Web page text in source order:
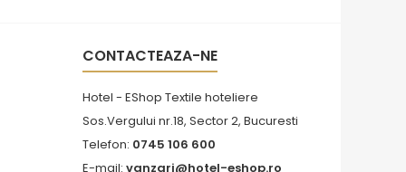
CONTACTEAZA-NE
Hotel - EShop Textile hoteliere
Sos.Vergului nr.18, Sector 2, Bucuresti
Telefon: 0745 106 600
E-mail: vanzari@hotel-eshop.ro